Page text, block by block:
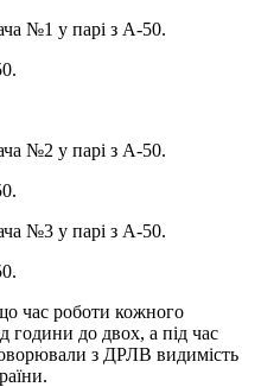
№1 у парі з А-50.
№2 у парі з А-50.
№3 у парі з А-50.
час роботи кожного
години до двох, а під час
з ДРЛВ видимість